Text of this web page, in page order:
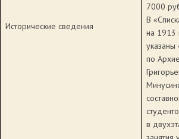
Исторические сведения
7000
В
на 1913
по
в